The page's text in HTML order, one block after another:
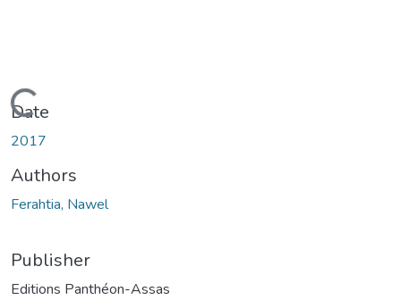
Loading...
Date
2017
Authors
Ferahtia, Nawel
Publisher
Editions Panthéon-Assas